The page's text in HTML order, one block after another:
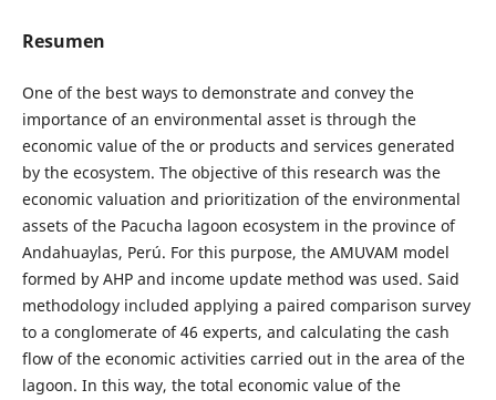
Resumen
One of the best ways to demonstrate and convey the
importance of an environmental asset is through the
economic value of the or products and services generated
by the ecosystem. The objective of this research was the
economic valuation and prioritization of the environmental
assets of the Pacucha lagoon ecosystem in the province of
Andahuaylas, Perú. For this purpose, the AMUVAM model
formed by AHP and income update method was used. Said
methodology included applying a paired comparison survey
to a conglomerate of 46 experts, and calculating the cash
flow of the economic activities carried out in the area of the
lagoon. In this way, the total economic value of the